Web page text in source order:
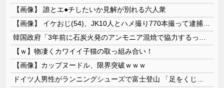
【画像】 誰とエ●チしたいか見解が別れる六人衆
【ｗ】物凄くカワイイ子猫の取っ組み合い！
【画像】カップヌードル、限界突破ｗｗｗ